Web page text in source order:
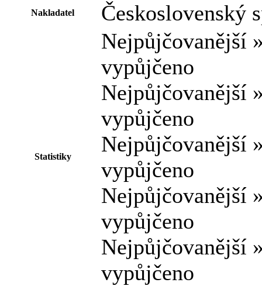
Nakladatel Československý
Statistiky
Nejpůjčovanější
vypůjčeno
Nejpůjčovanější
vypůjčeno
Nejpůjčovanější
vypůjčeno
Nejpůjčovanější
vypůjčeno
Nejpůjčovanější
vypůjčeno